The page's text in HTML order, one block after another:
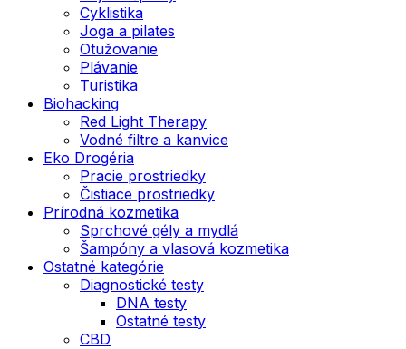
Cyklistika
Joga a pilates
Otužovanie
Plávanie
Turistika
Biohacking
Red Light Therapy
Vodné filtre a kanvice
Eko Drogéria
Pracie prostriedky
Čistiace prostriedky
Prírodná kozmetika
Sprchové gély a mydlá
Šampóny a vlasová kozmetika
Ostatné kategórie
Diagnostické testy
DNA testy
Ostatné testy
CBD